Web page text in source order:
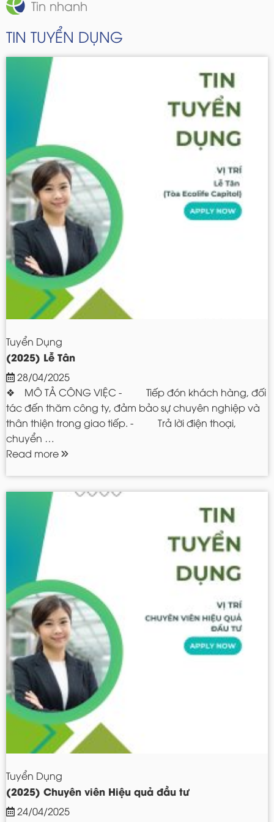
Tin nhanh
TIN TUYỂN DỤNG
Tuyển Dụng
(2025) Lễ Tân
28/04/2025
❖ MÔ TẢ CÔNG VIỆC - Tiếp đón khách hàng, đối
tác đến thăm công ty, đảm bảo sự chuyên nghiệp và
thân thiện trong giao tiếp. - Trả lời điện thoại,
chuyển …
Read more
Tuyển Dụng
(2025) Chuyên viên Hiệu quả đầu tư
24/04/2025